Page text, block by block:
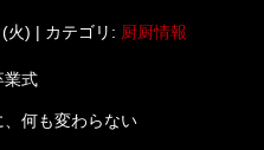
火) | カテゴリ: 厨厨情報
業式
、何も変わらない